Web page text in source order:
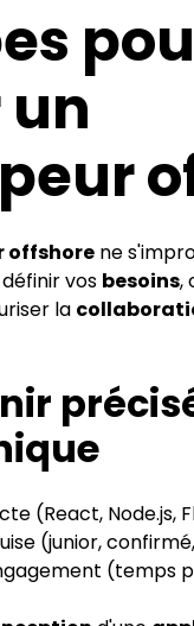
offshore ne
vos besoins,
la
(React, Node.js,
(junior,
(temps